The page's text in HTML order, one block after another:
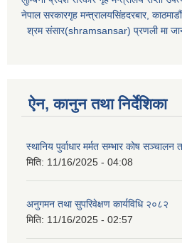
नेपाल सरकारगृह मन्त्रालयसिंहदरबार,
श्रम संसार(shramsansar) प्रणली मा
ऐन, कानुन तथा निर्देशिका
स्थानिय पुर्वाधार मर्मत सम्भार कोष सञ्चालन
मिति: 11/16/2025 - 04:08
अनुगमन तथा सुपरिवेक्षण कार्यविधि २०८२
मिति: 11/16/2025 - 02:57